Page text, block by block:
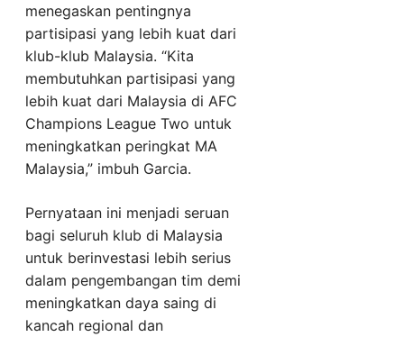
menegaskan pentingnya
partisipasi yang lebih kuat dari
klub-klub Malaysia. “Kita
membutuhkan partisipasi yang
lebih kuat dari Malaysia di AFC
Champions League Two untuk
meningkatkan peringkat MA
Malaysia,” imbuh Garcia.
Pernyataan ini menjadi seruan
bagi seluruh klub di Malaysia
untuk berinvestasi lebih serius
dalam pengembangan tim demi
meningkatkan daya saing di
kancah regional dan